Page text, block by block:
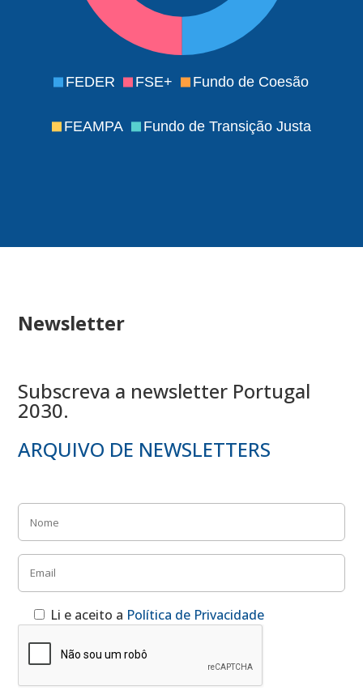
FEDER FSE+ Fundo de Coesão
FEAMPA Fundo de Transição Justa
Newsletter
Subscreva a newsletter Portugal
2030.
ARQUIVO DE NEWSLETTERS
Li e aceito a Política de Privacidade